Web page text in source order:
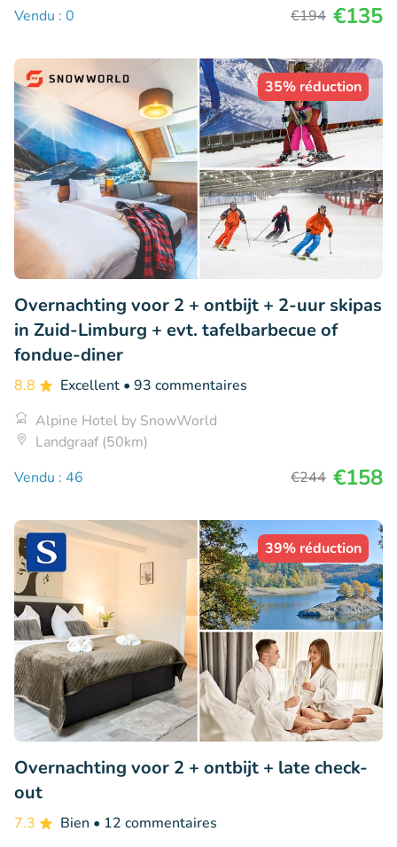
Vendu : 0
€194 €135
35% réduction
Overnachting voor 2 + ontbijt + 2-uur skipas
in Zuid-Limburg + evt. tafelbarbecue of
fondue-diner
8.8 Excellent • 93 commentaires
Alpine Hotel by SnowWorld
Landgraaf (50km)
Vendu : 46
€244 €158
39% réduction
Overnachting voor 2 + ontbijt + late check-
out
7.3 Bien • 12 commentaires